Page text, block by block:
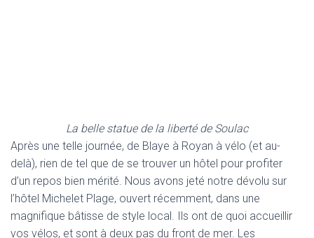
La belle statue de la liberté de Soulac
Après une telle journée, de Blaye à Royan à vélo (et au-
delà), rien de tel que de se trouver un hôtel pour profiter
d’un repos bien mérité. Nous avons jeté notre dévolu sur
l’hôtel Michelet Plage, ouvert récemment, dans une
magnifique bâtisse de style local. Ils ont de quoi accueillir
vos vélos, et sont à deux pas du front de mer. Les